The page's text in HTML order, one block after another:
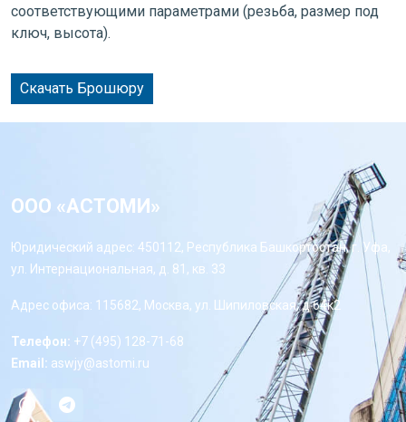
соответствующими параметрами (резьба, размер под
ключ, высота).
Скачать Брошюру
ООО «АСТОМИ»
Юридический адрес: 450112, Республика Башкортостан, г. Уфа,
ул. Интернациональная, д. 81, кв. 33
Адрес офиса: 115682, Москва, ул. Шипиловская, д 64к2
Телефон: +7 (495) 128-71-68
Email: aswjy@astomi.ru